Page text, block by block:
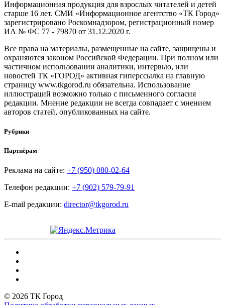
Информационная продукция для взрослых читателей и детей
старше 16 лет. СМИ «Информационное агентство «ТК Город»
зарегистрировано Роскомнадзором, регистрационный номер
ИА № ФС 77 - 79870 от 31.12.2020 г.
Все права на материалы, размещенные на сайте, защищены и
охраняются законом Российской Федерации. При полном или
частичном использовании аналитики, интервью, или
новостей ТК «ГОРОД» активная гиперссылка на главную
страницу www.tkgorod.ru обязательна. Использование
иллюстраций возможно только с письменного согласия
редакции. Мнение редакции не всегда совпадает с мнением
авторов статей, опубликованных на сайте.
Рубрики
Партнёрам
Реклама на сайте: +7 (950) 080-02-64
Телефон редакции: +7 (902) 579-79-91
E-mail редакции: director@tkgorod.ru
© 2026 ТК Город